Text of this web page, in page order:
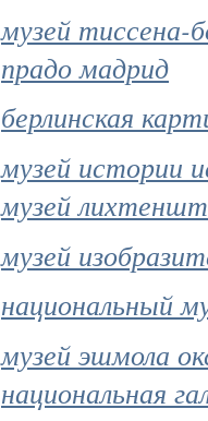
музей тиссена-
прадо мадрид
берлинская
музей истории
музей
музей
национальный
музей эшмола
национальная